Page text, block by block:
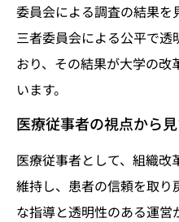
委員会による調査の結果
三者委員会による公平で
おり、その結果が大学の改
います。
医療従事者の視点から
医療従事者として、組織改
維持し、患者の信頼を取
な指導と透明性のある運